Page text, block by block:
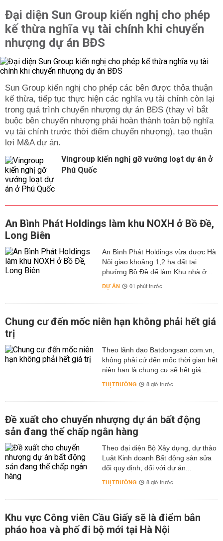
Đại diện Sun Group kiến nghị cho phép
kế thừa nghĩa vụ tài chính khi chuyển
nhượng dự án BĐS
Sun Group kiến nghị cho phép các bên được thỏa thuận
kế thừa, tiếp tục thực hiện các nghĩa vụ tài chính còn lại
trong quá trình chuyển nhượng dự án BĐS (thay vì bắt
buộc bên chuyển nhượng phải hoàn thành toàn bộ nghĩa
vụ tài chính trước thời điểm chuyển nhượng), tạo thuận
lợi M&A dự án.
Vingroup kiến nghị gỡ vướng loạt dự án ở
Phú Quốc
An Bình Phát Holdings làm khu NOXH ở Bồ Đề,
Long Biên
An Bình Phát Holdings vừa được Hà
Nội giao khoảng 1,2 ha đất tại
phường Bồ Đề để làm Khu nhà ở...
DỰ ÁN 01 phút trước
Chung cư đến mốc niên hạn không phải hết giá
trị
Theo lãnh đạo Batdongsan.com.vn,
không phải cứ đến mốc thời gian hết
niên hạn là chung cư sẽ hết giá...
THỊ TRƯỜNG 8 giờ trước
Đề xuất cho chuyển nhượng dự án bất động
sản đang thế chấp ngân hàng
Theo đại diện Bộ Xây dựng, dự thảo
Luật Kinh doanh Bất động sản sửa
đổi quy định, đối với dự án...
THỊ TRƯỜNG 8 giờ trước
Khu vực Công viên Cầu Giấy sẽ là điểm bắn
pháo hoa và phố đi bộ mới tại Hà Nội